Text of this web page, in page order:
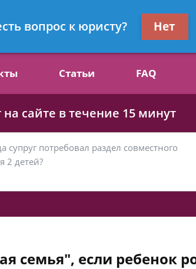
по алиментам
Статьи FAQ
сайте в течение 15 минут
семья", если ребенок
вопрос к юристу? Нет